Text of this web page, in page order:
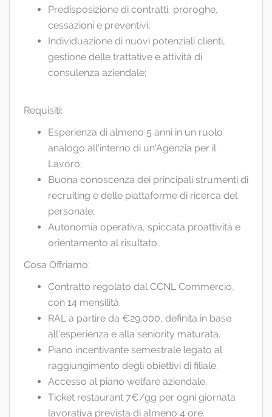
Predisposizione di contratti, proroghe,
cessazioni e preventivi;
Individuazione di nuovi potenziali clienti,
gestione delle trattative e attività di
consulenza aziendale;
Requisiti:
Esperienza di almeno 5 anni in un ruolo
analogo all'interno di un'Agenzia per il
Lavoro;
Buona conoscenza dei principali strumenti di
recruiting e delle piattaforme di ricerca del
personale;
Autonomia operativa, spiccata proattività e
orientamento al risultato.
Cosa Offriamo:
Contratto regolato dal CCNL Commercio,
con 14 mensilità.
RAL a partire da €29.000, definita in base
all'esperienza e alla seniority maturata.
Piano incentivante semestrale legato al
raggiungimento degli obiettivi di filiale.
Accesso al piano welfare aziendale.
Ticket restaurant 7€/gg per ogni giornata
lavorativa prevista di almeno 4 ore.